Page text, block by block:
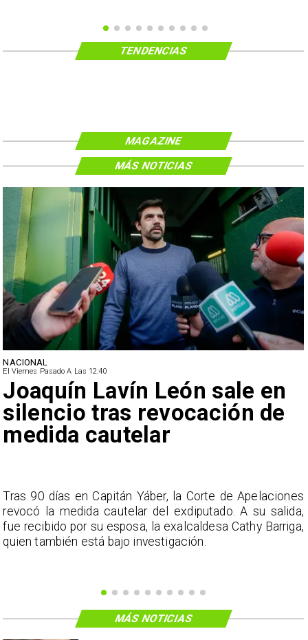
TENDENCIAS
MAGAZINE
NACIONAL
El Viernes Pasado A Las 12:40
Joaquín Lavín León sale en
silencio tras revocación de
medida cautelar
Tras 90 días en Capitán Yáber, la Corte de Apelaciones
revocó la medida cautelar del exdiputado. A su salida,
fue recibido por su esposa, la exalcaldesa Cathy Barriga,
quien también está bajo investigación.
MÁS NOTICIAS
MÁS NOTICIAS